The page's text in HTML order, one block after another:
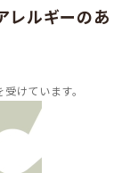
レルギーのあ
けています。